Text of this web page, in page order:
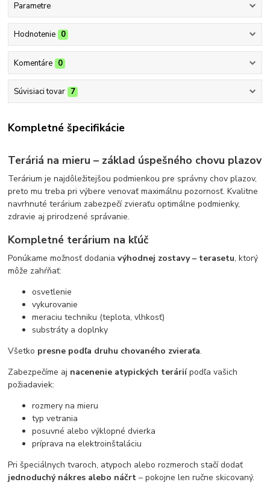
Parametre
Hodnotenie 0
Komentáre 0
Súvisiaci tovar 7
Kompletné špecifikácie
Teráriá na mieru – základ úspešného chovu plazov
Terárium je najdôležitejšou podmienkou pre správny chov plazov,
preto mu treba pri výbere venovať maximálnu pozornosť. Kvalitne
navrhnuté terárium zabezpečí zvieraťu optimálne podmienky,
zdravie aj prirodzené správanie.
Kompletné terárium na kľúč
Ponúkame možnosť dodaniavýhodnej zostavy – terasetu, ktorý
môže zahŕňať:
osvetlenie
vykurovanie
meraciu techniku (teplota, vlhkosť)
substráty a doplnky
Všetko presne podľa druhu chovaného zvieraťa.
Zabezpečíme aj nacenenie atypických teráriípodľa vašich
požiadaviek:
rozmery na mieru
typ vetrania
posuvné alebo výklopné dvierka
príprava na elektroinštaláciu
Pri špeciálnych tvaroch, atypoch alebo rozmeroch stačí dodať
jednoduchý nákres alebo náčrt – pokojne len ručne skicovaný.